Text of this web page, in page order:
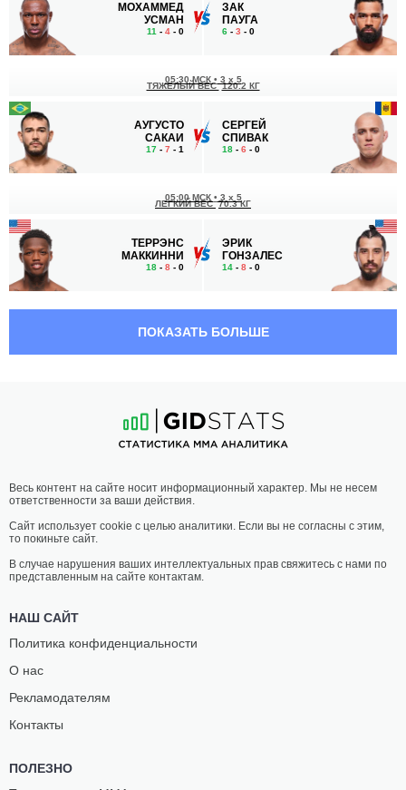
МОХАММЕД
УСМАН
11 - 4 - 0
ЗАК
ПАУГА
6 - 3 - 0
АУГУСТО
САКАИ
17 - 7 - 1
05:30 МСК • 3 x 5
ТЯЖЕЛЫЙ ВЕС 120.2 КГ
СЕРГЕЙ
СПИВАК
18 - 6 - 0
ТЕРРЭНС
МАККИННИ
18 - 8 - 0
05:00 МСК • 3 x 5
ЛЕГКИЙ ВЕС 70.3 КГ
ЭРИК
ГОНЗАЛЕС
14 - 8 - 0
БАТТЛ
12- 3- 0 1 НЗ
03:30 МСК•
ПОЛУСРЕДНИЙ ВЕС 77.1 КГ
САТО
ПОКАЗАТЬ БОЛЬШЕ
Весь контент на сайте носит информационный характер. Мы не несем
ответственности за ваши действия.
Сайт использует cookie с целью аналитики. Если вы не согласны с этим,
то покиньте сайт.
В случае нарушения ваших интеллектуальных прав свяжитесь с нами по
представленным на сайте контактам.
НАШ САЙТ
Политика конфиденциальности
О нас
Рекламодателям
Контакты
ПОЛЕЗНО